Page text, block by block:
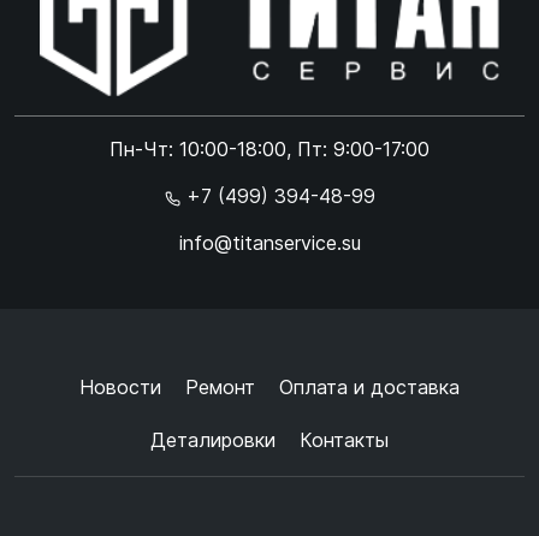
Пн-Чт: 10:00-18:00, Пт: 9:00-17:00
+7 (499) 394-48-99
info@titanservice.su
Новости Ремонт Оплата и доставка
Деталировки Контакты
Online чат
Online чат